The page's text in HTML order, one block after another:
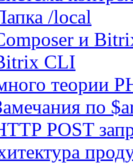
/local
и
CLI
теории
по
POST